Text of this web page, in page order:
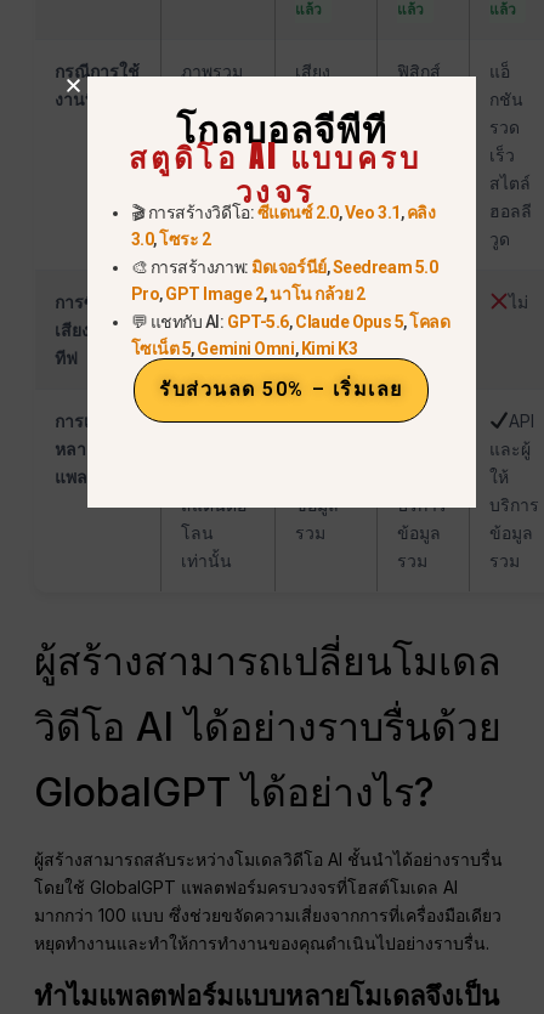
แล้ว แล้ว แล้ว
กรณีการใช้
งานที่ดีที่สุด
ภาพรวม
ลักษณะ
ภาพยนตร์
เสียง
สูงและ
ความ
คมชัด
ระดับ
ฟิสิกส์
ที่ซับ
แอ็
กชัน
รวด
เร็ว
สไตล์
ฮอลลี
วูด
การซิงค์
เสียงแบบเน
ทีฟ
ไม่
ใช่
(ติดตั้ง
ในตัว)
จำกัด
ไม่
การเข้าถึง
หลาย
แพลตฟอร์ม
ใช้ได้
สแตนด์อ
โลน
เท่านั้น
API
ข้อมูล
รวม
API
บริการ
ข้อมูล
รวม
API
และผู้
ให้
บริการ
ข้อมูล
รวม
ผู้สร้างสามารถเปลี่ยนโมเดล
วิดีโอ AI ได้อย่างราบรื่นด้วย
GlobalGPT ได้อย่างไร?
ผู้สร้างสามารถสลับระหว่างโมเดลวิดีโอ AI ชั้นนำได้อย่างราบรื่น
โดยใช้ GlobalGPT แพลตฟอร์มครบวงจรที่โฮสต์โมเดล AI
มากกว่า 100 แบบ ซึ่งช่วยขจัดความเสี่ยงจากการที่เครื่องมือเดียว
หยุดทำงานและทำให้การทำงานของคุณดำเนินไปอย่างราบรื่น.
ทำไมแพลตฟอร์มแบบหลายโมเดลจึงเป็น
โกลบอลจีพีที
สตูดิโอ AI แบบครบ
วงจร
🎬 การสร้างวิดีโอ:ซีแดนซ์ 2.0,Veo 3.1,คลิง
3.0,โซระ 2
🎨 การสร้างภาพ: มิดเจอร์นีย์,Seedream 5.0
Pro,GPT Image 2,นาโน กล้วย 2
💬 แชทกับ AI: GPT-5.6,Claude Opus 5,โคลด
โซเน็ต 5,Gemini Omni,Kimi K3
รับส่วนลด 50% – เริ่มเลย